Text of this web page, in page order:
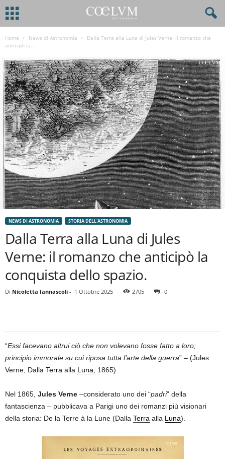
Home News di Astronomia
Dalla Terra alla Luna di Jules Verne: il romanzo che
anticipò la...
NEWS DI ASTRONOMIA STORIA DELL'ASTRONOMIA
Dalla Terra alla Luna di Jules
Verne: il romanzo che anticipò la
conquista dello spazio.
Di Nicoletta Iannascoli - 1 Ottobre 2025 2705 0
“Essi facevano altrui ciò che non volevano fosse fatto a loro;
principio immorale su cui riposa tutta l’arte della guerra” – (Jules
Verne, Dalla Terra alla Luna, 1865)
Nel 1865, Jules Verne –considerato uno dei “padri” della
fantascienza – pubblicava a Parigi uno dei romanzi più visionari
della storia: De la Terre à la Lune (Dalla Terra alla Luna).